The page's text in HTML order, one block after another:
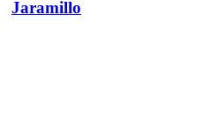
Jaramillo